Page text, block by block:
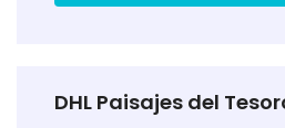
DHL Paisajes del